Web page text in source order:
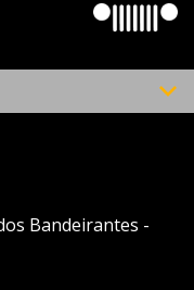
Bandeirantes -